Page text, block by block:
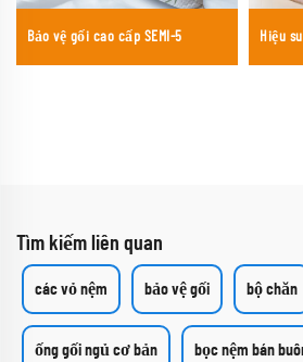
Bảo vệ gối cao cấp SEMI-5 Hiệu
Tìm kiếm liên quan
các vỏ nệm bảo vệ gối bộ chăn
ống gối ngủ cơ bản bọc nệm bán